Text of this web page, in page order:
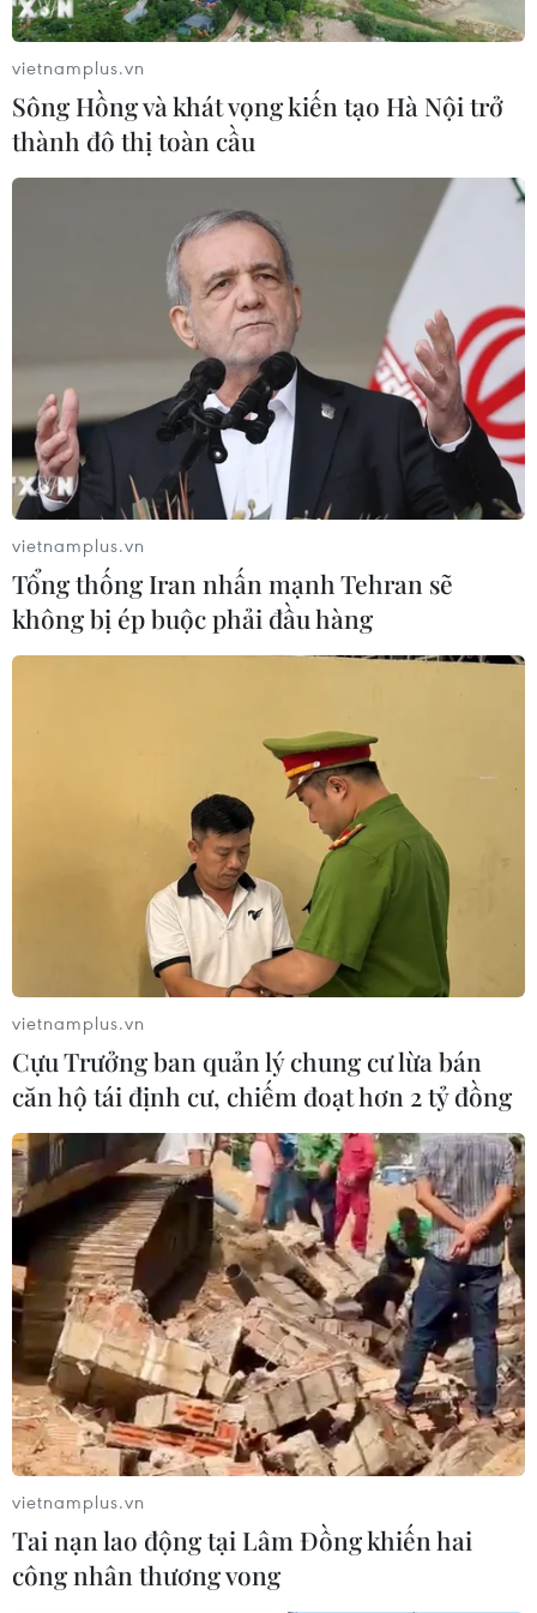
vietnamplus.vn
Sông Hồng và khát vọng kiến tạo Hà Nội trở
thành đô thị toàn cầu
vietnamplus.vn
Tổng thống Iran nhấn mạnh Tehran sẽ
không bị ép buộc phải đầu hàng
vietnamplus.vn
Cựu Trưởng ban quản lý chung cư lừa bán
căn hộ tái định cư, chiếm đoạt hơn 2 tỷ đồng
vietnamplus.vn
Tai nạn lao động tại Lâm Đồng khiến hai
công nhân thương vong